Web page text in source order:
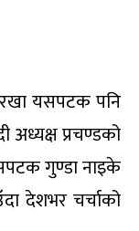
यसपटक पनि
अध्यक्ष प्रचण्डको
गुण्डा नाइके
देशभर चर्चाको